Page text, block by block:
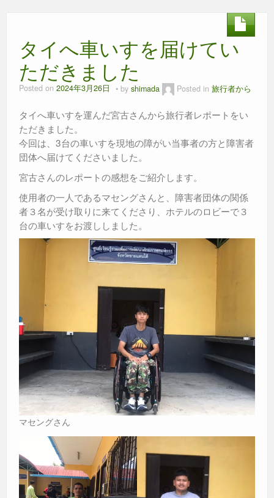
タイへ車いすを届けてい
ただきました
Posted on 2024年3月26日 by shimada Posted in 旅行者から
タイへ車いすを運んだ宮古さんから旅行者レポートをい
ただきました。
今回は、3台の車いすを現地の障がい当事者の方と障害者
団体へ届けてくださいました。
宮古さんのレポートの感想をご紹介します。
使用者の一人であるマセングさんと、障害者団体の関係
者３名が受け取りに来てくださり、ホテルのロビーで３
台の車いすをお渡ししました。
マセングさん